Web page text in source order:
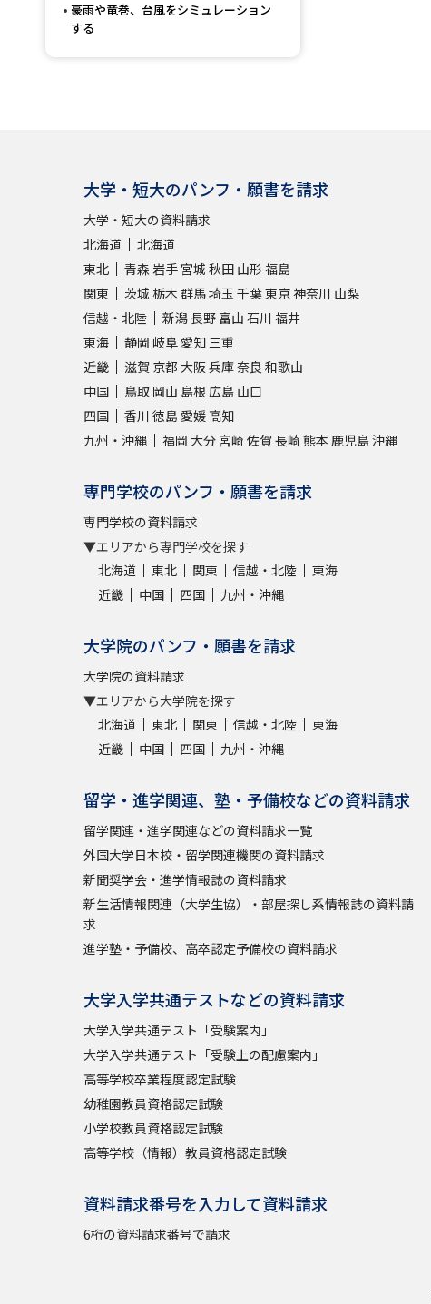
豪雨や竜巻、台風をシミュレーション
する
大学・短大のパンフ・願書を請求
大学・短大の資料請求
北海道
北海道
東北
青森 岩手 宮城 秋田 山形 福島
関東
茨城 栃木 群馬埼玉 千葉東京神奈川 山梨
信越・北陸
新潟長野 富山 石川 福井
東海
静岡 岐阜 愛知 三重
近畿
滋賀 京都 大阪兵庫奈良 和歌山
中国
鳥取 岡山 島根 広島 山口
四国
香川 徳島 愛媛 高知
九州・沖縄
福岡 大分 宮崎 佐賀 長崎 熊本 鹿児島沖縄
専門学校のパンフ・願書を請求
専門学校の資料請求
▼エリアから専門学校を探す
北海道
東北 関東 信越・北陸
東海
近畿
中国 四国 九州・沖縄
大学院のパンフ・願書を請求
大学院の資料請求
▼エリアから大学院を探す
北海道
東北 関東 信越・北陸
東海
近畿
中国 四国 九州・沖縄
留学・進学関連、塾・予備校などの資料請求
留学関連・進学関連などの資料請求一覧
外国大学日本校・留学関連機関の資料請求
新聞奨学会・進学情報誌の資料請求
新生活情報関連（大学生協）・部屋探し系情報誌の資料請
求
進学塾・予備校、高卒認定予備校の資料請求
大学入学共通テストなどの資料請求
大学入学共通テスト「受験案内」
大学入学共通テスト「受験上の配慮案内」
高等学校卒業程度認定試験
幼稚園教員資格認定試験
小学校教員資格認定試験
高等学校（情報）教員資格認定試験
資料請求番号を入力して資料請求
6桁の資料請求番号で請求